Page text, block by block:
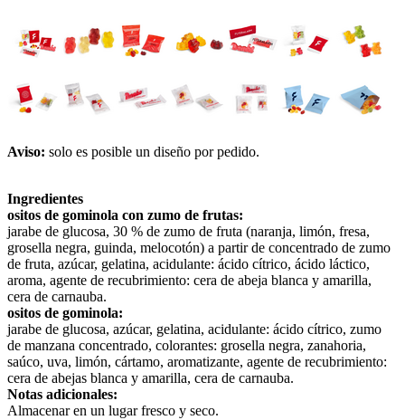
Aviso: solo es posible un diseño por pedido.
Ingredientes
ositos de gominola con zumo de frutas:
jarabe de glucosa, 30 % de zumo de fruta (naranja, limón, fresa,
grosella negra, guinda, melocotón) a partir de concentrado de zumo
de fruta, azúcar, gelatina, acidulante: ácido cítrico, ácido láctico,
aroma, agente de recubrimiento: cera de abeja blanca y amarilla,
cera de carnauba.
ositos de gominola:
jarabe de glucosa, azúcar, gelatina, acidulante: ácido cítrico, zumo
de manzana concentrado, colorantes: grosella negra, zanahoria,
saúco, uva, limón, cártamo, aromatizante, agente de recubrimiento:
cera de abejas blanca y amarilla, cera de carnauba.
Notas adicionales:
Almacenar en un lugar fresco y seco.